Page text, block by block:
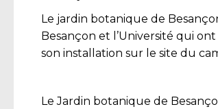
Le jardin botanique de
Besançon et l’Université qui
son installation sur le site du
Le Jardin botanique de